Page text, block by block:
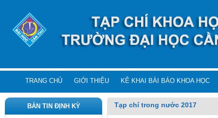
TRANG CHỦ GIỚI THIỆU KÊ KHAI BÀI BÁO KHOA HỌC
BẢN TIN ĐỊNH KỲ Tạp chí trong nước 2017